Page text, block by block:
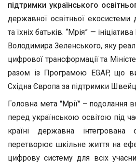
підтримки українського
державної освітньої екосистеми
та їхніх батьків. “Мрія” —
Володимира Зеленського, яку
цифрової трансформації та
разом із Програмою EGAP, що
Східна Європа за підтримки
Головна мета "Мрії" – подолання
перед українською освітою під
країні державна інтегрована
перетворює шкільне життя на
цифрову систему для всіх